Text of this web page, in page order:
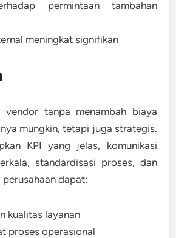
permintaan tambahan
meningkat signifikan
vendor tanpa menambah biaya
mungkin, tetapi juga strategis.
KPI yang jelas, komunikasi
standardisasi proses, dan
perusahaan dapat:
kualitas layanan
proses operasional